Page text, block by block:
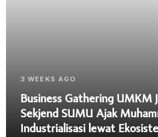
3 WEEKS AGO
Business Gathering UMKM
Sekjend SUMU Ajak
Industrialisasi lewat